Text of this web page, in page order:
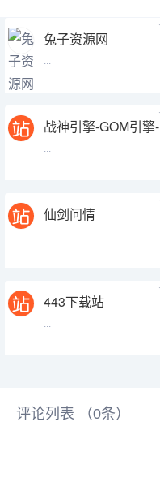
兔子资源网
...
战神引擎-GOM引擎-
...
仙剑问情
...
443下载站
...
评论列表 （0条）